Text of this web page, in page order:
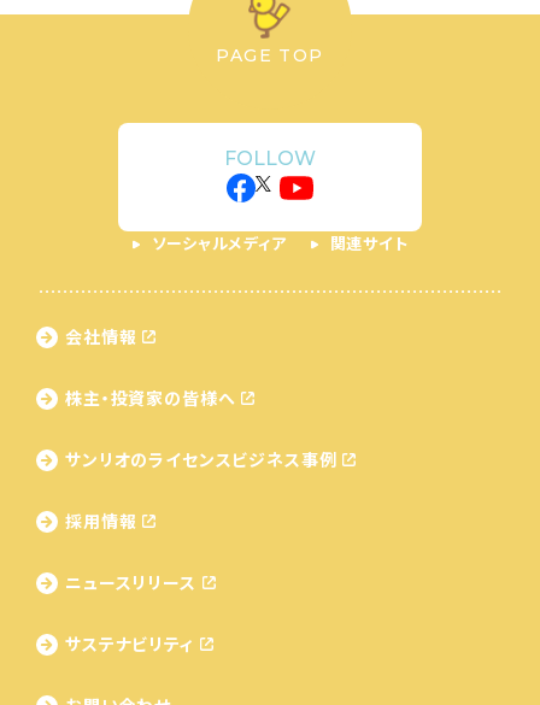
PAGE TOP
FOLLOW
ソーシャルメディア 関連サイト
会社情報
株主・投資家の皆様へ
サンリオのライセンスビジネス事例
採用情報
ニュースリリース
サステナビリティ